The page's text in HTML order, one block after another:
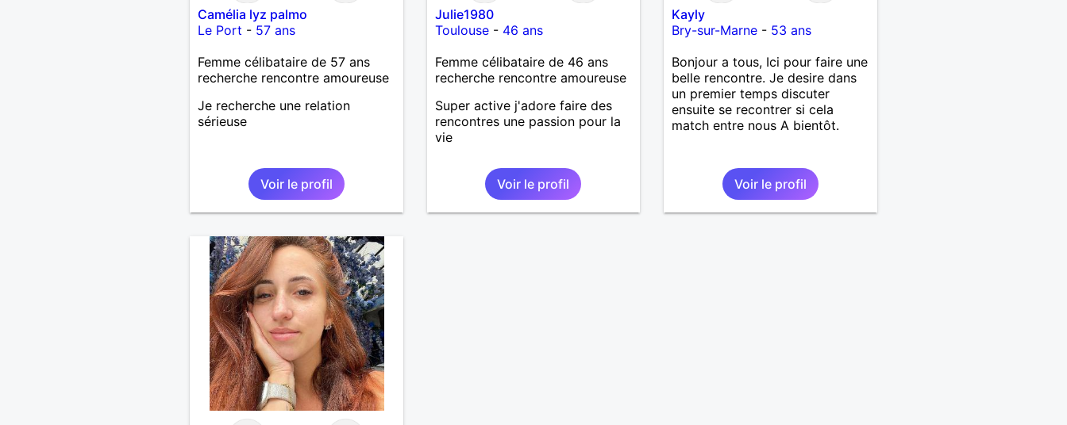
Camélia lyz palmo
Le Port - 57 ans
Femme célibataire de 57 ans
recherche rencontre amoureuse
Je recherche une relation
sérieuse
Voir le profil
Julie1980
Toulouse- 46 ans
Femme célibataire de 46 ans
recherche rencontre amoureuse
Super active j'adore faire des
rencontres une passion pour la
vie
Voir le profil
Kayly
Bry-sur-Marne - 53 ans
Bonjour a tous, Ici pour faire une
belle rencontre. Je desire dans
un premier temps discuter
ensuite se recontrer si cela
match entre nous A bientôt.
Voir le profil